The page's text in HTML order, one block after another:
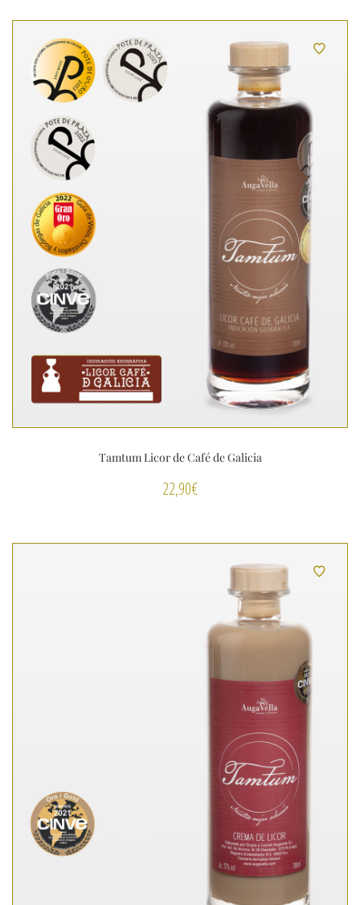
Tamtum Licor de Café de Galicia
22,90€